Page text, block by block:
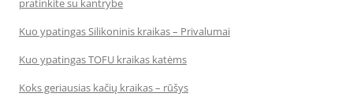
pratinkite su kantrybe
Kuo ypatingas Silikoninis kraikas – Privalumai
Kuo ypatingas TOFU kraikas katėms
Koks geriausias kačių kraikas – rūšys